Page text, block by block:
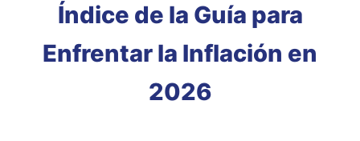
Índice de la Guía para
Enfrentar la Inflación en
2026